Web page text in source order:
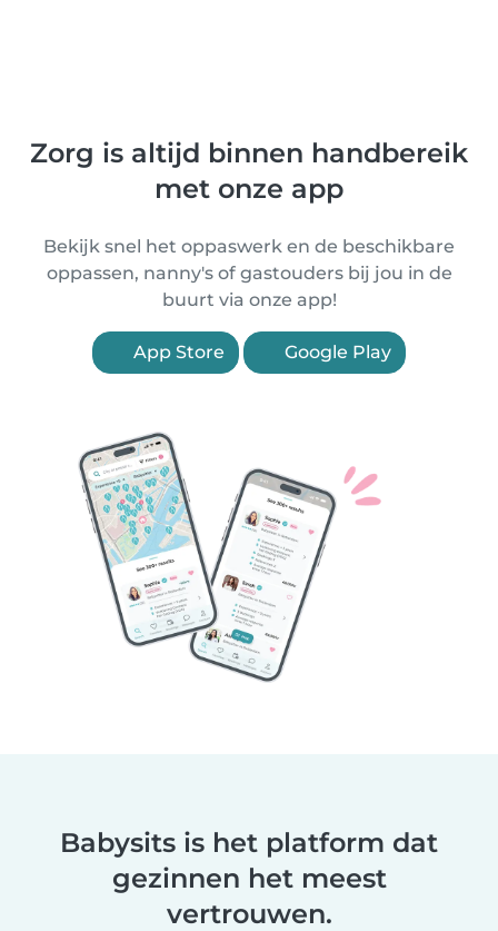
Zorg is altijd binnen handbereik
met onze app
Bekijk snel het oppaswerk en de beschikbare
oppassen, nanny's of gastouders bij jou in de
buurt via onze app!
App Store Google Play
Babysits is het platform dat
gezinnen het meest
vertrouwen.